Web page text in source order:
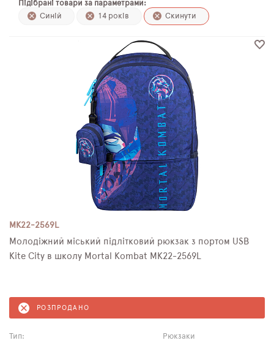
ПЛЯШКИ ДЛЯ ВОДИ
Підібрані товари за параметрами:
Синій
14 років Скинути
MK22-2569L
Молодіжний міський підлітковий рюкзак з портом USB
Kite City в школу Mortal Kombat MK22-2569L
РОЗПРОДАНО
Тип:
Рюкзаки